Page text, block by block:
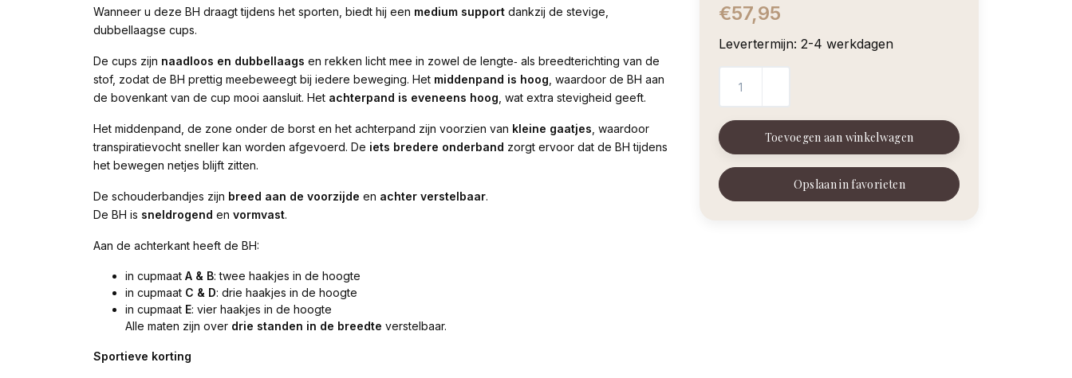
€57,95
Levertermijn: 2-4 werkdagen
Toevoegen aan winkelwagen
Opslaan in favorieten
Wanneer u deze BH draagt tijdens het sporten, biedt hij een medium support dankzij de stevige,
dubbellaagse cups.
De cups zijn naadloos en dubbellaags en rekken licht mee in zowel de lengte‑ als breedterichting van de
stof, zodat de BH prettig meebeweegt bij iedere beweging. Het middenpand is hoog , waardoor de BH aan
de bovenkant van de cup mooi aansluit. Het achterpand is eveneens hoog , wat extra stevigheid geeft.
Het middenpand, de zone onder de borst en het achterpand zijn voorzien van kleine gaatjes , waardoor
transpiratievocht sneller kan worden afgevoerd. De iets bredere onderband zorgt ervoor dat de BH tijdens
het bewegen netjes blijft zitten.
De schouderbandjes zijn breed aan de voorzijde en achter verstelbaar.
De BH is sneldrogend en vormvast.
Aan de achterkant heeft de BH:
in cupmaat A & B: twee haakjes in de hoogte
in cupmaat C & D: drie haakjes in de hoogte
in cupmaat E: vier haakjes in de hoogte
Alle maten zijn over drie standen in de breedte verstelbaar.
Sportieve korting